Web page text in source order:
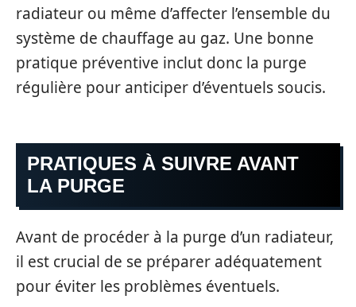
radiateur ou même d’affecter l’ensemble du
système de chauffage au gaz. Une bonne
pratique préventive inclut donc la purge
régulière pour anticiper d’éventuels soucis.
PRATIQUES À SUIVRE AVANT
LA PURGE
Avant de procéder à la purge d’un radiateur,
il est crucial de se préparer adéquatement
pour éviter les problèmes éventuels.